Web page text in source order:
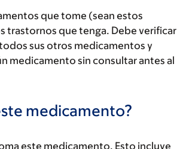
que tome (sean estos
trastornos que tenga. Debe verificar
sus otros medicamentos y
medicamento sin consultar antes al
medicamento?
este medicamento. Esto incluye